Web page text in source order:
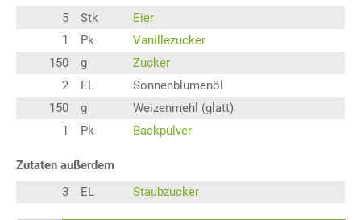
5
Stk
Eier
1
Pk
Vanillezucker
150
g
Zucker
2
EL
Sonnenblumenöl
150
g
Weizenmehl (glatt)
1
Pk Backpulver
Zutaten außerdem
3
EL Staubzucker